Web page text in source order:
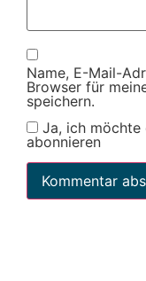
Name, E-Mail-
Browser für
speichern.
Ja, ich möchte
abonnieren